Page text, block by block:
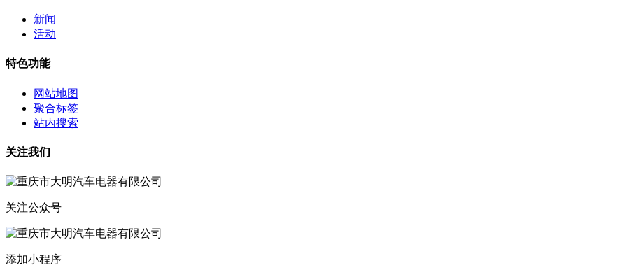
新闻
活动
特色功能
网站地图
聚合标签
站内搜索
关注我们
关注公众号
添加小程序